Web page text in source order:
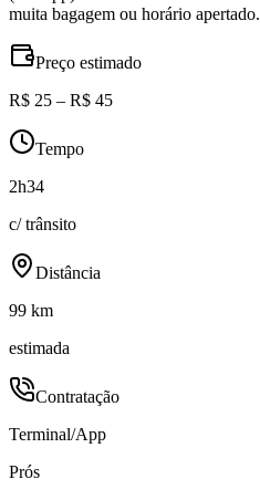
muita bagagem ou horário apertado.
Preço estimado
R$ 25 – R$ 45
Tempo
2h34
c/ trânsito
Distância
99 km
estimada
Contratação
Terminal/App
Prós